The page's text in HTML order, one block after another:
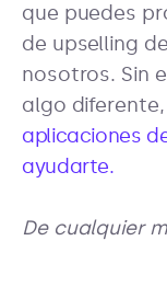
que puedes
de upselling
nosotros. Sin
algo
aplicaciones
ayudarte.
De cualquier